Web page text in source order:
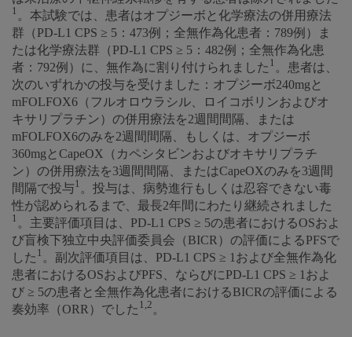
1 。本試験では、患者はオプジーボと化学療法の併用療法
群（PD-L1 CPS ≥ 5：473例；全無作為化患者：789例）ま
たは化学療法群（PD-L1 CPS ≥ 5：482例；全無作為化患
者：792例）に、無作為に割り付けられました 1 。患者は、
次のいずれかの投与を受けました：オプジーボ240mgと
mFOLFOX6（フルオロウラシル、ロイコボリンおよびオ
キサリプラチン）の併用療法を2週間間隔、または
mFOLFOX6のみを2週間間隔、もしくは、オプジーボ
360mgとCapeOX（カペシタビンおよびオキサリプラチ
ン）の併用療法を3週間間隔、またはCapeOXのみを3週間
間隔で投与1 。投与は、病勢進行もしくは忍容できない毒
性が認められるまで、最長2年間にわたり継続されました
1 。主要評価項目は、PD-L1 CPS ≥ 5の患者におけるOSおよ
び盲検下独立中央評価委員会（BICR）の評価によるPFSで
した 1 。副次評価項目は、PD-L1 CPS ≥ 1および全無作為化
患者におけるOSおよびPFS、ならびにPD-L1 CPS ≥ 1およ
び ≥ 5の患者と全無作為化患者におけるBICRの評価による
奏効率（ORR）でした 1,2 。